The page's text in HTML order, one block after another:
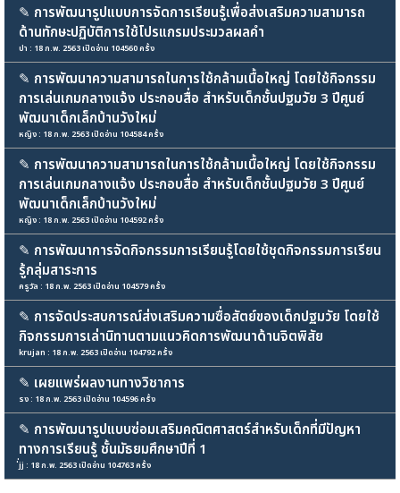
✎ การพัฒนารูปแบบการจัดการเรียนรู้เพื่อส่งเสริมความสามารถ
ด้านทักษะปฏิบัติการใช้โปรแกรมประมวลผลคำ
ปา : 18 ก.พ. 2563 เปิดอ่าน 104560 ครั้ง
✎ การพัฒนาความสามารถในการใช้กล้ามเนื้อใหญ่ โดยใช้กิจกรรม
การเล่นเกมกลางแจ้ง ประกอบสื่อ สำหรับเด็กชั้นปฐมวัย 3 ปีศูนย์
พัฒนาเด็กเล็กบ้านวังใหม่
หญิง : 18 ก.พ. 2563 เปิดอ่าน 104584 ครั้ง
✎ การพัฒนาความสามารถในการใช้กล้ามเนื้อใหญ่ โดยใช้กิจกรรม
การเล่นเกมกลางแจ้ง ประกอบสื่อ สำหรับเด็กชั้นปฐมวัย 3 ปีศูนย์
พัฒนาเด็กเล็กบ้านวังใหม่
หญิง : 18 ก.พ. 2563 เปิดอ่าน 104592 ครั้ง
✎ การพัฒนาการจัดกิจกรรมการเรียนรู้โดยใช้ชุดกิจกรรมการเรียน
รู้กลุ่มสาระการ
ครูวัล : 18 ก.พ. 2563 เปิดอ่าน 104579 ครั้ง
✎ การจัดประสบการณ์ส่งเสริมความซื่อสัตย์ของเด็กปฐมวัย โดยใช้
กิจกรรมการเล่านิทานตามแนวคิดการพัฒนาด้านจิตพิสัย
krujan : 18 ก.พ. 2563 เปิดอ่าน 104792 ครั้ง
✎ เผยแพร่ผลงานทางวิชาการ
รง : 18 ก.พ. 2563 เปิดอ่าน 104596 ครั้ง
✎ การพัฒนารูปแบบซ่อมเสริมคณิตศาสตร์สำหรับเด็กที่มีปัญหา
ทางการเรียนรู้ ชั้นมัธยมศึกษาปีที่ 1
่่jj : 18 ก.พ. 2563 เปิดอ่าน 104763 ครั้ง